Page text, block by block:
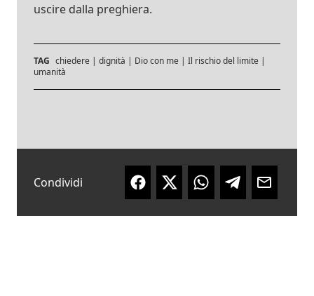
uscire dalla preghiera.
TAG chiedere | dignità | Dio con me | Il rischio del limite |
umanità
Condividi